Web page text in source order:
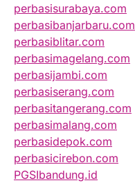
perbasisurabaya.com
perbasibanjarbaru.com
perbasiblitar.com
perbasimagelang.com
perbasijambi.com
perbasiserang.com
perbasitangerang.com
perbasimalang.com
perbasidepok.com
perbasicirebon.com
PGSIbandung.id